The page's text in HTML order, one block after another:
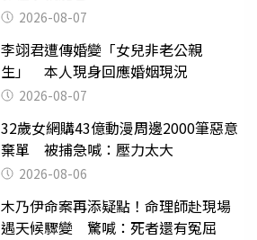
2026-08-07
李翊君遭傳婚變「女兒非老公親
生」 本人現身回應婚姻現況
2026-08-07
32歲女網購43億動漫周邊2000筆惡意
棄單 被捕急喊：壓力太大
2026-08-06
木乃伊命案再添疑點！命理師赴現場
遇天候驟變 驚喊：死者還有冤屈